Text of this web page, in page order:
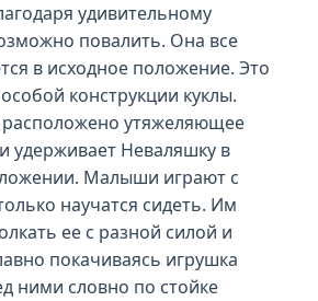
удивительному
повалить. Она все
в исходное положение. Это
конструкции куклы.
утяжеляющее
удерживает Неваляшку в
Малыши играют с
научатся сидеть. Им
ее с разной силой и
покачиваясь игрушка
ними словно по стойке